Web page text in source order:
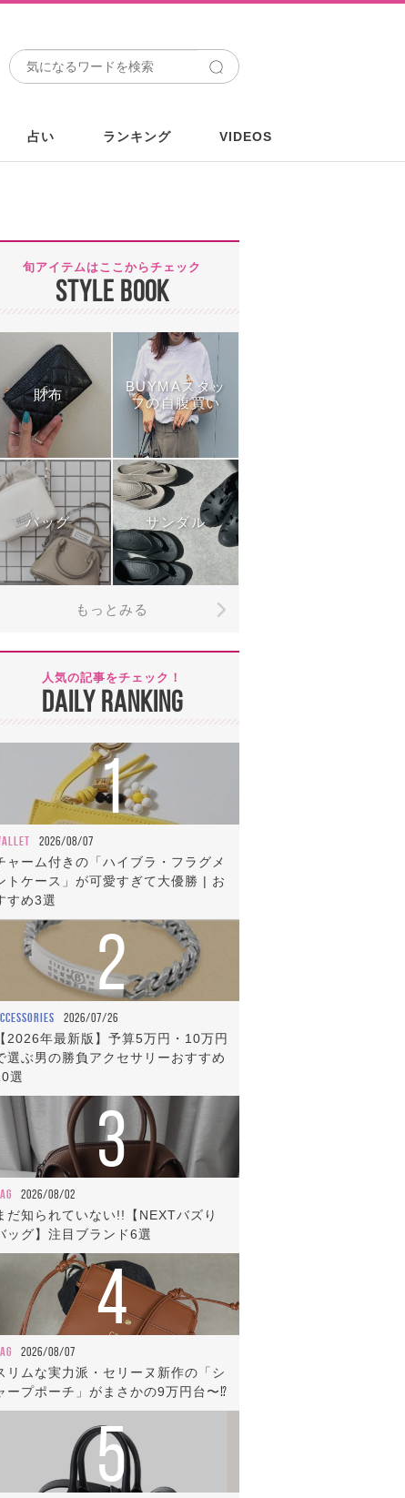
占い ランキング VIDEOS
旬アイテムはここからチェック
STYLE BOOK
財布
BUYMAスタッ
フの自腹買い
バッグ サンダル
もっとみる
人気の記事をチェック！
DAILY RANKING
1
2026/08/07
ャーム付きの「ハイブラ・フラグメ
トケース」が可愛すぎて大優勝 | お
すめ3選
2
2026/07/26
【2026年最新版】予算5万円・10万円
選ぶ男の勝負アクセサリーおすすめ
選
3
2026/08/02
だ知られていない!!【NEXTバズり
ッグ】注目ブランド6選
4
2026/08/07
リムな実力派・セリーヌ新作の「シ
ープポーチ」がまさかの9万円台〜⁉
5